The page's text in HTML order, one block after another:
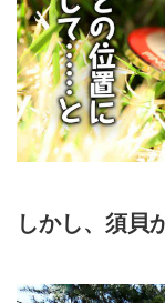
しかし、須貝